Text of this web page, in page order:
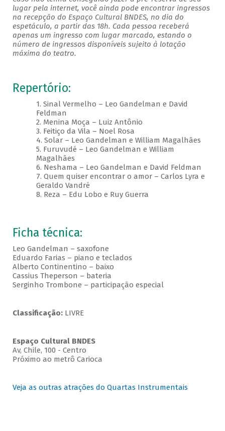
lugar pela internet, você ainda pode encontrar ingressos
na recepção do Espaço Cultural BNDES, no dia do
espetáculo, a partir das 18h. Cada pessoa receberá
apenas um ingresso com lugar marcado, estando o
número de ingressos disponíveis sujeito à lotação
máxima do teatro.
Repertório:
1. Sinal Vermelho – Leo Gandelman e David
Feldman
2. Menina Moça – Luiz Antônio
3. Feitiço da Vila – Noel Rosa
4. Solar – Leo Gandelman e William Magalhães
5. Furuvudé – Leo Gandelman e William
Magalhães
6. Neshama – Leo Gandelman e David Feldman
7. Quem quiser encontrar o amor – Carlos Lyra e
Geraldo Vandré
8. Reza – Edu Lobo e Ruy Guerra
Ficha técnica:
Leo Gandelman – saxofone
Eduardo Farias – piano e teclados
Alberto Continentino – baixo
Cassius Theperson – bateria
Serginho Trombone – participação especial
Classificação:LIVRE
Espaço Cultural BNDES
Av, Chile, 100 - Centro
Próximo ao metrô Carioca
Veja as outras atrações do Quartas Instrumentais